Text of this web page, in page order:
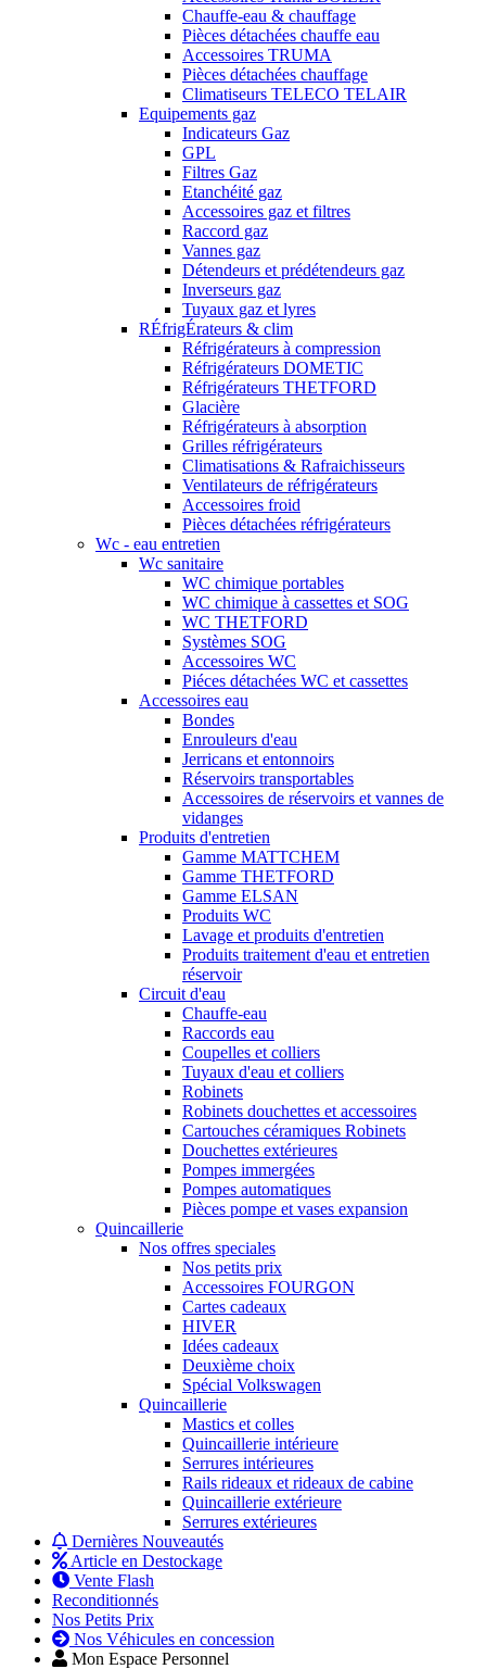
Chauffe-eau & chauffage
Pièces détachées chauffe eau
Accessoires TRUMA
Pièces détachées chauffage
Climatiseurs TELECO TELAIR
Equipements gaz
Indicateurs Gaz
GPL
Filtres Gaz
Etanchéité gaz
Accessoires gaz et filtres
Raccord gaz
Vannes gaz
Détendeurs et prédétendeurs gaz
Inverseurs gaz
Tuyaux gaz et lyres
RÉfrigÉrateurs & clim
Réfrigérateurs à compression
Réfrigérateurs DOMETIC
Réfrigérateurs THETFORD
Glacière
Réfrigérateurs à absorption
Grilles réfrigérateurs
Climatisations & Rafraichisseurs
Ventilateurs de réfrigérateurs
Accessoires froid
Pièces détachées réfrigérateurs
Wc - eau entretien
Wc sanitaire
WC chimique portables
WC chimique à cassettes et SOG
WC THETFORD
Systèmes SOG
Accessoires WC
Piéces détachées WC et cassettes
Accessoires eau
Bondes
Enrouleurs d'eau
Jerricans et entonnoirs
Réservoirs transportables
Accessoires de réservoirs et vannes de
vidanges
Produits d'entretien
Gamme MATTCHEM
Gamme THETFORD
Gamme ELSAN
Produits WC
Lavage et produits d'entretien
Produits traitement d'eau et entretien
réservoir
Circuit d'eau
Chauffe-eau
Raccords eau
Coupelles et colliers
Tuyaux d'eau et colliers
Robinets
Robinets douchettes et accessoires
Cartouches céramiques Robinets
Douchettes extérieures
Pompes immergées
Pompes automatiques
Pièces pompe et vases expansion
Quincaillerie
Nos offres speciales
Nos petits prix
Accessoires FOURGON
Cartes cadeaux
HIVER
Idées cadeaux
Deuxième choix
Spécial Volkswagen
Quincaillerie
Mastics et colles
Quincaillerie intérieure
Serrures intérieures
Rails rideaux et rideaux de cabine
Quincaillerie extérieure
Serrures extérieures
Dernières Nouveautés
Article en Destockage
Vente Flash
Reconditionnés
Nos Petits Prix
Nos Véhicules en concession
Mon Espace Personnel